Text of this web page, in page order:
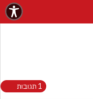
1 תגובות